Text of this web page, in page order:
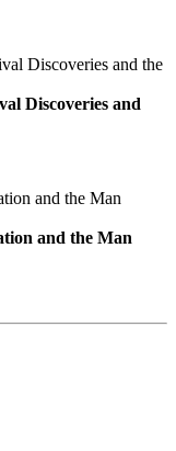
Discoveries and
and the Man